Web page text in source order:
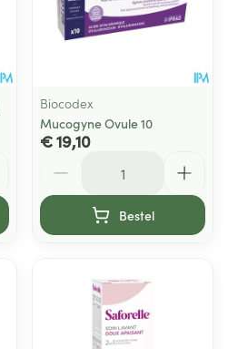
Biocodex
Mucogyne Ovule 10
€ 19,10
Bestel